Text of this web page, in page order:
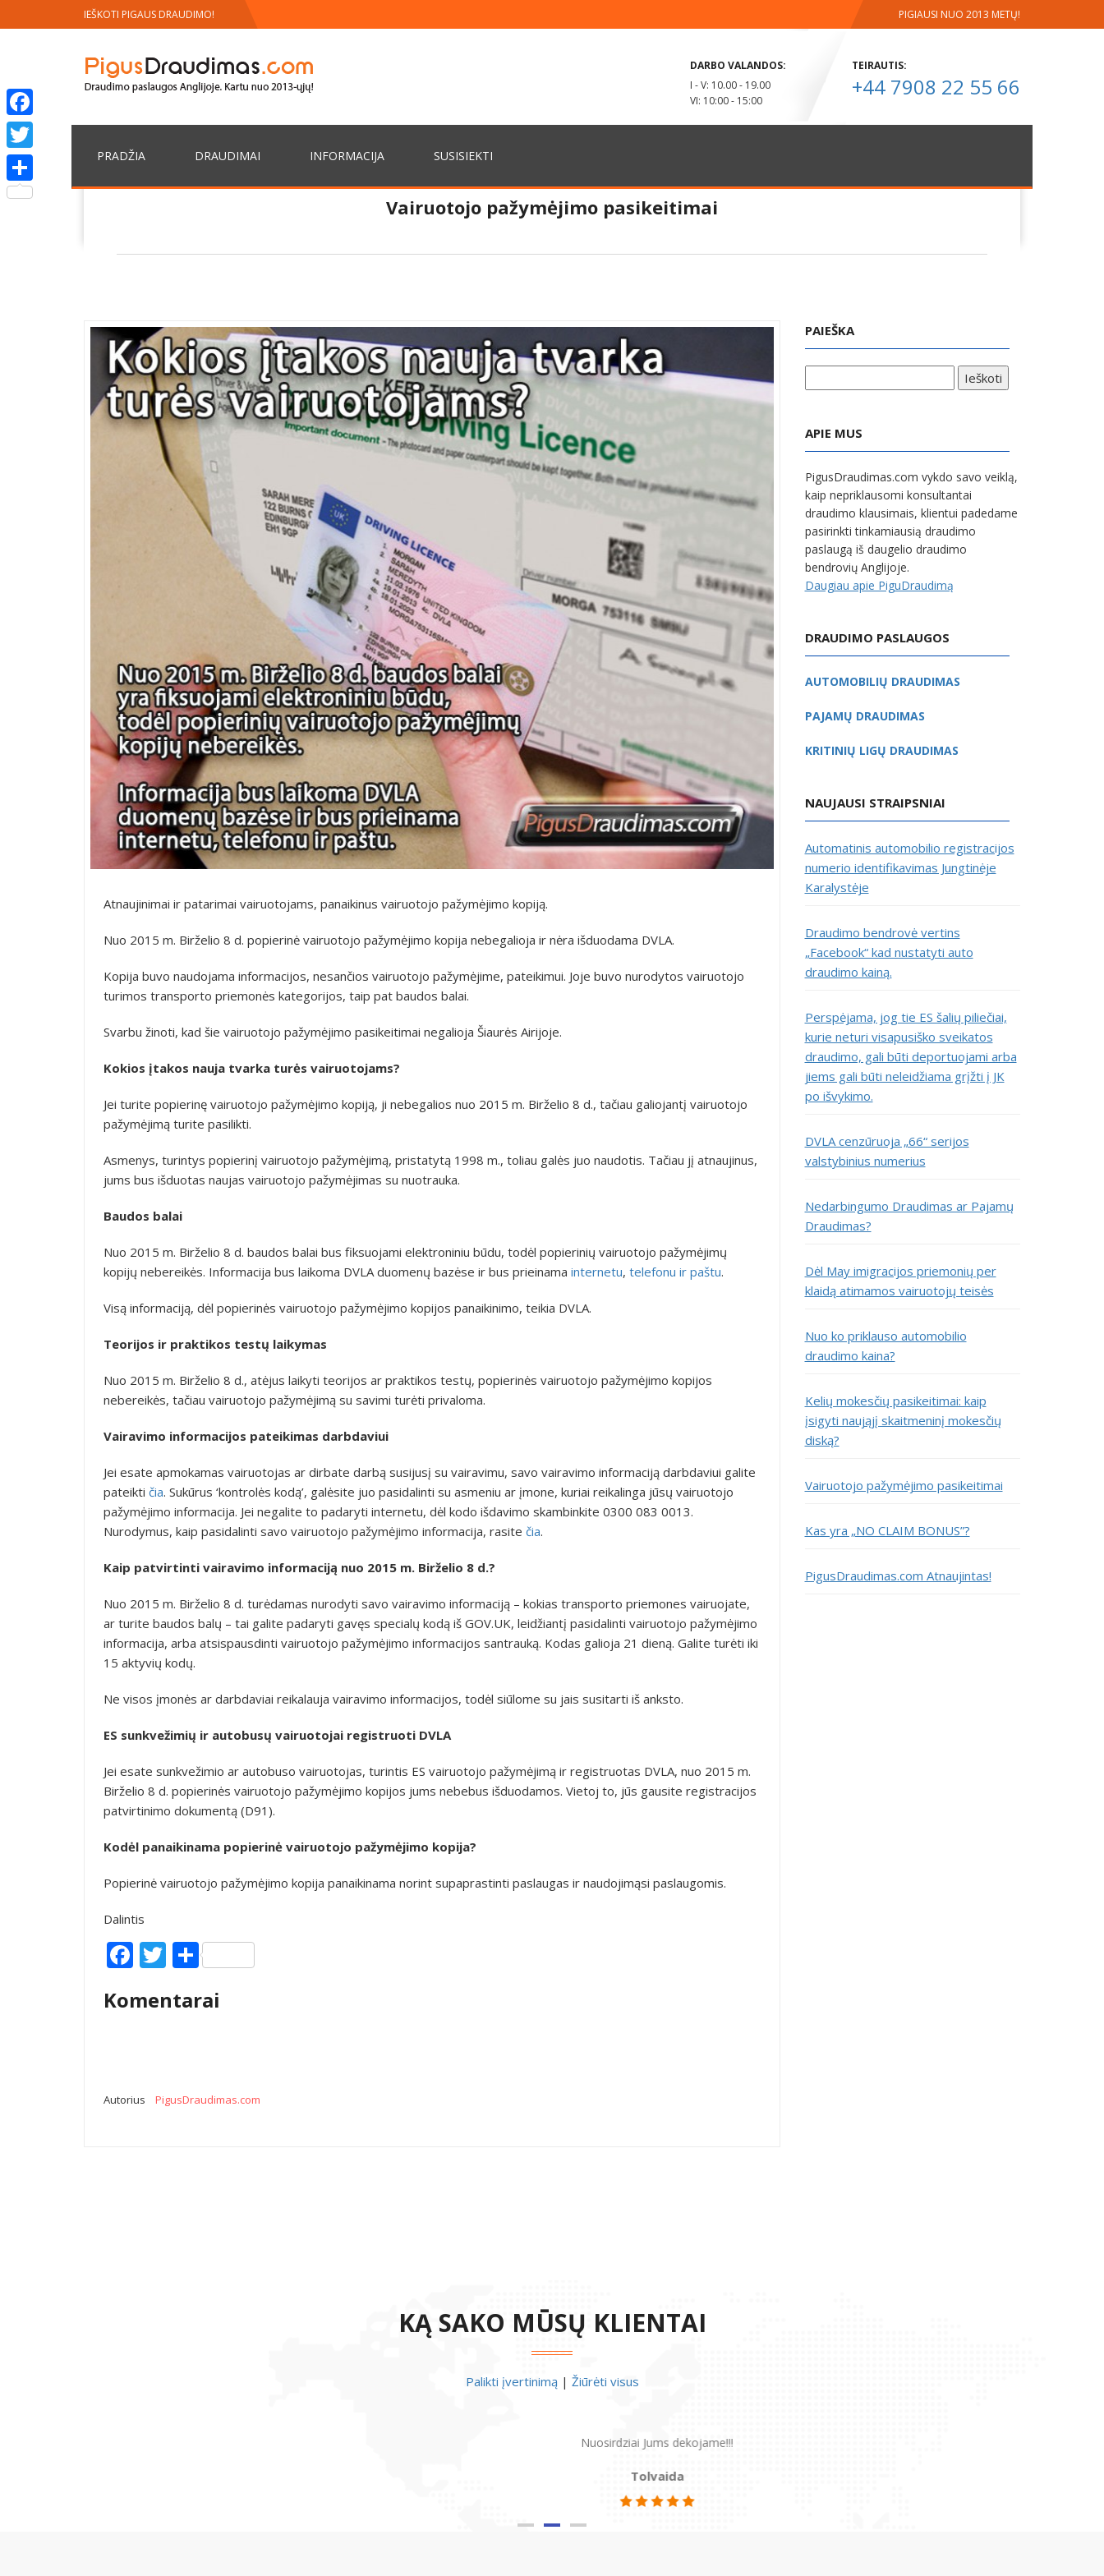
IEŠKOTI PIGAUS DRAUDIMO! PIGIAUSI NUO 2013 METŲ!
DARBO VALANDOS:
I - V: 10.00 - 19.00
VI: 10:00 - 15:00
TEIRAUTIS:
+44 7908 22 55 66
PRADŽIA DRAUDIMAI INFORMACIJA SUSISIEKTI
Vairuotojo pažymėjimo pasikeitimai
Atnaujinimai ir patarimai vairuotojams, panaikinus vairuotojo pažymėjimo kopiją.
Nuo 2015 m. Birželio 8 d. popierinė vairuotojo pažymėjimo kopija nebegalioja ir nėra išduodama DVLA.
Kopija buvo naudojama informacijos, nesančios vairuotojo pažymėjime, pateikimui. Joje buvo nurodytos vairuotojo
turimos transporto priemonės kategorijos, taip pat baudos balai.
Svarbu žinoti, kad šie vairuotojo pažymėjimo pasikeitimai negalioja Šiaurės Airijoje.
Kokios įtakos nauja tvarka turės vairuotojams?
Jei turite popierinę vairuotojo pažymėjimo kopiją, ji nebegalios nuo 2015 m. Birželio 8 d., tačiau galiojantį vairuotojo
pažymėjimą turite pasilikti.
Asmenys, turintys popierinį vairuotojo pažymėjimą, pristatytą 1998 m., toliau galės juo naudotis. Tačiau jį atnaujinus,
jums bus išduotas naujas vairuotojo pažymėjimas su nuotrauka.
Baudos balai
Nuo 2015 m. Birželio 8 d. baudos balai bus fiksuojami elektroniniu būdu, todėl popierinių vairuotojo pažymėjimų
kopijų nebereikės. Informacija bus laikoma DVLA duomenų bazėse ir bus prieinama internetu, telefonu ir paštu.
Visą informaciją, dėl popierinės vairuotojo pažymėjimo kopijos panaikinimo, teikia DVLA.
Teorijos ir praktikos testų laikymas
Nuo 2015 m. Birželio 8 d., atėjus laikyti teorijos ar praktikos testų, popierinės vairuotojo pažymėjimo kopijos
nebereikės, tačiau vairuotojo pažymėjimą su savimi turėti privaloma.
Vairavimo informacijos pateikimas darbdaviui
Jei esate apmokamas vairuotojas ar dirbate darbą susijusį su vairavimu, savo vairavimo informaciją darbdaviui galite
pateikti čia. Sukūrus ‘kontrolės kodą’, galėsite juo pasidalinti su asmeniu ar įmone, kuriai reikalinga jūsų vairuotojo
pažymėjimo informacija. Jei negalite to padaryti internetu, dėl kodo išdavimo skambinkite 0300 083 0013.
Nurodymus, kaip pasidalinti savo vairuotojo pažymėjimo informacija, rasite čia.
Kaip patvirtinti vairavimo informaciją nuo 2015 m. Birželio 8 d.?
Nuo 2015 m. Birželio 8 d. turėdamas nurodyti savo vairavimo informaciją – kokias transporto priemones vairuojate,
ar turite baudos balų – tai galite padaryti gavęs specialų kodą iš GOV.UK, leidžiantį pasidalinti vairuotojo pažymėjimo
informacija, arba atsispausdinti vairuotojo pažymėjimo informacijos santrauką. Kodas galioja 21 dieną. Galite turėti iki
15 aktyvių kodų.
Ne visos įmonės ar darbdaviai reikalauja vairavimo informacijos, todėl siūlome su jais susitarti iš anksto.
ES sunkvežimių ir autobusų vairuotojai registruoti DVLA
Jei esate sunkvežimio ar autobuso vairuotojas, turintis ES vairuotojo pažymėjimą ir registruotas DVLA, nuo 2015 m.
Birželio 8 d. popierinės vairuotojo pažymėjimo kopijos jums nebebus išduodamos. Vietoj to, jūs gausite registracijos
patvirtinimo dokumentą (D91).
Kodėl panaikinama popierinė vairuotojo pažymėjimo kopija?
Popierinė vairuotojo pažymėjimo kopija panaikinama norint supaprastinti paslaugas ir naudojimąsi paslaugomis.
Dalintis
Facebook
Twitter
Share
Komentarai
Autorius PigusDraudimas.com
PAIEŠKA
APIE MUS
PigusDraudimas.com vykdo savo veiklą,
kaip nepriklausomi konsultantai
draudimo klausimais, klientui padedame
pasirinkti tinkamiausią draudimo
paslaugą iš daugelio draudimo
bendrovių Anglijoje.
Daugiau apie PiguDraudimą
DRAUDIMO PASLAUGOS
AUTOMOBILIŲ DRAUDIMAS
PAJAMŲ DRAUDIMAS
KRITINIŲ LIGŲ DRAUDIMAS
NAUJAUSI STRAIPSNIAI
Automatinis automobilio registracijos
numerio identifikavimas Jungtinėje
Karalystėje
Draudimo bendrovė vertins
„Facebook“ kad nustatyti auto
draudimo kainą.
Perspėjama, jog tie ES šalių piliečiai,
kurie neturi visapusiško sveikatos
draudimo, gali būti deportuojami arba
jiems gali būti neleidžiama grįžti į JK
po išvykimo.
DVLA cenzūruoja „66“ serijos
valstybinius numerius
Nedarbingumo Draudimas ar Pajamų
Draudimas?
Dėl May imigracijos priemonių per
klaidą atimamos vairuotojų teisės
Nuo ko priklauso automobilio
draudimo kaina?
Kelių mokesčių pasikeitimai: kaip
įsigyti naująjį skaitmeninį mokesčių
diską?
Vairuotojo pažymėjimo pasikeitimai
Kas yra „NO CLAIM BONUS”?
PigusDraudimas.com Atnaujintas!
KĄ SAKO MŪSŲ KLIENTAI
Palikti įvertinimą | Žiūrėti visus
Nuosirdziai Jums dekojame!!!
Facebook
Twitter
Share